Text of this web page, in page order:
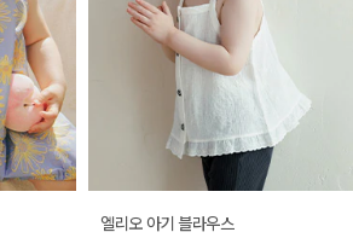
엘리오 아기 블라우스